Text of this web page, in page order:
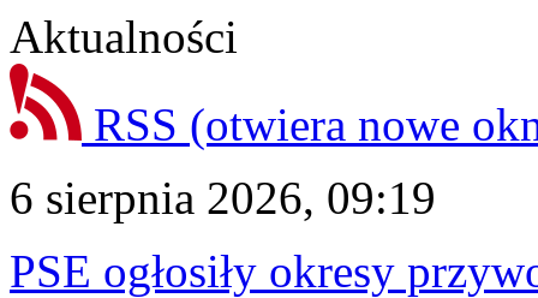
Aktualności
RSS (otwiera nowe
6 sierpnia 2026, 09:19
PSE ogłosiły okresy